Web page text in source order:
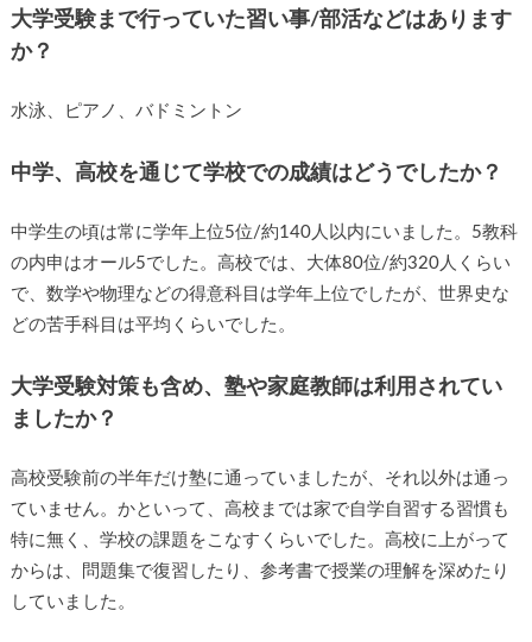
大学受験まで行っていた習い事/部活などはあります
か？
水泳、ピアノ、バドミントン
中学、高校を通じて学校での成績はどうでしたか？
中学生の頃は常に学年上位5位/約140人以内にいました。5教科
の内申はオール5でした。高校では、大体80位/約320人くらい
で、数学や物理などの得意科目は学年上位でしたが、世界史な
どの苦手科目は平均くらいでした。
大学受験対策も含め、塾や家庭教師は利用されてい
ましたか？
高校受験前の半年だけ塾に通っていましたが、それ以外は通っ
ていません。かといって、高校までは家で自学自習する習慣も
特に無く、学校の課題をこなすくらいでした。高校に上がって
からは、問題集で復習したり、参考書で授業の理解を深めたり
していました。